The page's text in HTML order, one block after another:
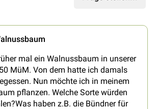
mal ein Walnussbaum in unserer
MüM. Von dem hatte ich damals
Nun möchte ich in meinem
pflanzen. Welche Sorte würden
haben z.B. die Bündner für